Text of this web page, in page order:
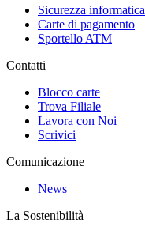
Sicurezza informatica
Carte di pagamento
Sportello ATM
Contatti
Blocco carte
Trova Filiale
Lavora con Noi
Scrivici
Comunicazione
News
La Sostenibilità